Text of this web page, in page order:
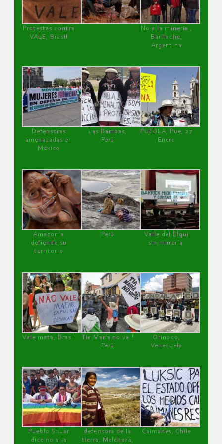
Protestas contra
VALE, Brasil
No a la minería ,
Bariloche,
Argentina
Defensoras
amenazadas en
México
Las Bambas,
Perú
PUEBLA, Pue, 27
Enero
Amazonía
defiende su
territorio
Perú
Valle del Elqui
sin minería.
Vale mata, Brasil
Tía María no va !
Perú
Orinoco,
Venezuela
Pueblo Shuar
dice no a la
defensora de la
tierra, Melchora,
Caimanes, Chile